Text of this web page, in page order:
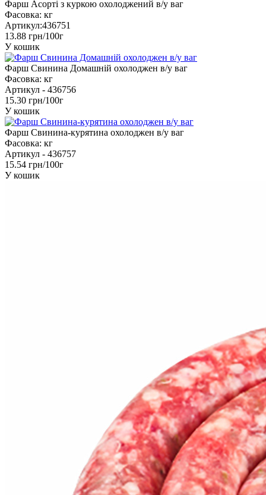
Фарш Асорті з куркою охолоджений в/у ваг
Фасовка: кг
Артикул:436751
13.88 грн/100г
У кошик
Фарш Свинина Домашній охолоджен в/у ваг
Фасовка: кг
Артикул - 436756
15.30 грн/100г
У кошик
Фарш Свинина-курятина охолоджен в/у ваг
Фасовка: кг
Артикул - 436757
15.54 грн/100г
У кошик